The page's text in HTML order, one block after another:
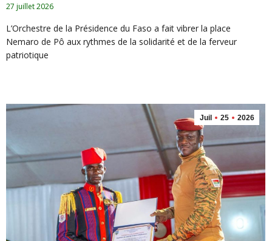
27 juillet 2026
L’Orchestre de la Présidence du Faso a fait vibrer la place
Nemaro de Pô aux rythmes de la solidarité et de la ferveur
patriotique
Juil 25 2026